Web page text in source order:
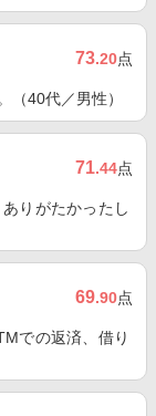
73.20点
（40代／男性）
71.44点
りがたかったし
69.90点
での返済、借り